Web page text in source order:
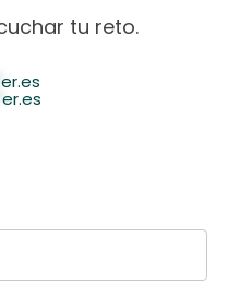
tu reto.
er.es
er.es